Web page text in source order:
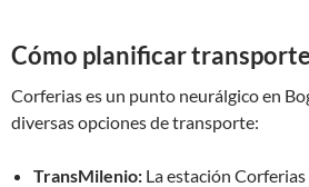
Cómo planificar
Corferias es un punto neurálgico en
diversas opciones de transporte:
TransMilenio: La estación